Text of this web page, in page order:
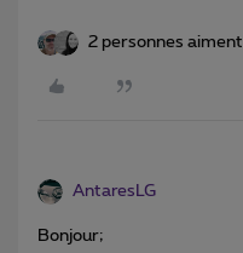
2 personnes aiment
AntaresLG
Bonjour;